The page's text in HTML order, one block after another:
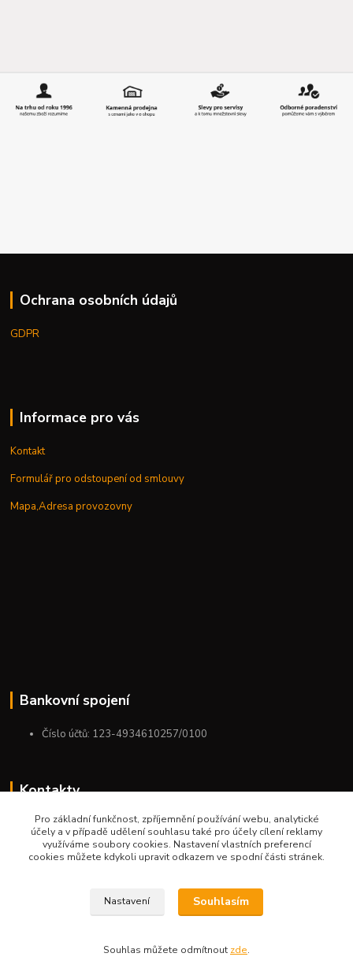
Ochrana osobních údajů
GDPR
Informace pro vás
Kontakt
Formulář pro odstoupení od smlouvy
Mapa,Adresa provozovny
Bankovní spojení
Číslo účtů: 123-4934610257/0100
Kontakty
+420 775 954 963
9:00-12:00-13:00-16:00
Pro základní funkčnost, zpříjemnění používání webu, analytické
účely a v případě udělení souhlasu také pro účely cílení reklamy
využíváme soubory cookies. Nastavení vlastních preferencí
cookies můžete kdykoli upravit odkazem ve spodní části stránek.
Nastavení Souhlasím
Souhlas můžete odmítnout zde.